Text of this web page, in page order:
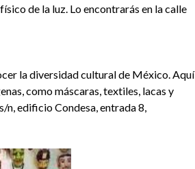
de la luz. Lo encontrarás en la calle
la diversidad cultural de México. Aquí
como máscaras, textiles, lacas y
n, edificio Condesa, entrada 8,